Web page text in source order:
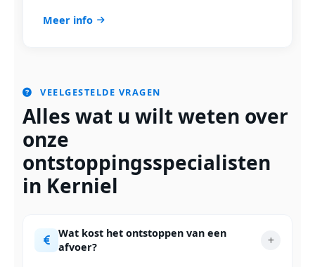
Meer info
VEELGESTELDE VRAGEN
Alles wat u wilt weten over
onze
ontstoppingsspecialisten
in Kerniel
Wat kost het ontstoppen van een
afvoer?